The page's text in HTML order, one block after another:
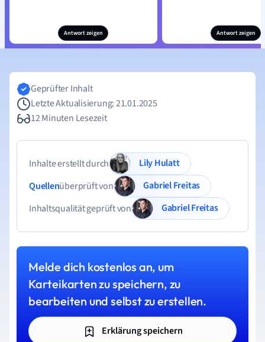
Antwort zeigen Antwort zeigen
Geprüfter Inhalt
Letzte Aktualisierung: 21.01.2025
12 Minuten Lesezeit
Inhalte erstellt durch
Lily Hulatt
Quellenüberprüft von
Gabriel Freitas
Inhaltsqualität geprüft von
Gabriel Freitas
Melde dich kostenlos an, um
Karteikarten zu speichern, zu
bearbeiten und selbst zu erstellen.
Erklärung speichern